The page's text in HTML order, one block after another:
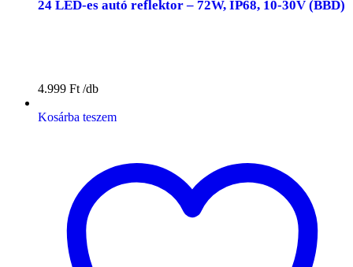
24 LED-es autó reflektor – 72W, IP68, 10-30V (BBD)
4.999 Ft
Kosárba teszem